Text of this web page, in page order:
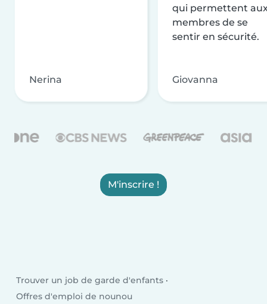
Nerina
qui permettent
membres de se
sentir en sécurité.
Giovanna
M'inscrire !
Trouver un job de garde d'enfants
Offres d'emploi de nounou